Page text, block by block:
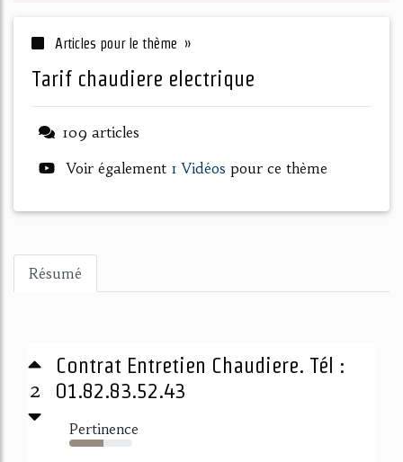
Articles pour le thème »
tarif chaudiere electrique
109 articles
Voir également 1 Vidéos pour ce thème
Résumé
2
Contrat Entretien Chaudiere. Tél :
01.82.83.52.43
Pertinence
54%